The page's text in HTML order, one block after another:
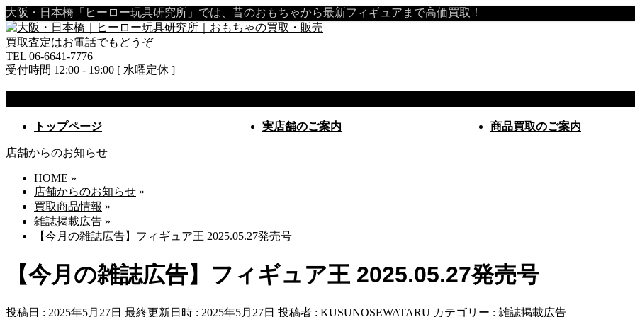
大阪・日本橋「ヒーロー玩具研究所」では、昔のおもちゃから最新フィギュアまで高価買取！
買取査定はお電話でもどうぞ
TEL 06-6641-7776
受付時間 12:00 - 19:00 [ 水曜定休 ]
ュ
トップページ 実店舗のご案内 商品買取のご案内
店舗からのお知らせ
HOME »
店舗からのお知らせ »
買取商品情報 »
雑誌掲載広告 »
【今月の雑誌広告】フィギュア王 2025.05.27発売号
【今月の雑誌広告】フィギュア王 2025.05.27発売号
投稿日 : 2025年5月27日 最終更新日時 : 2025年5月27日 投稿者 : KUSUNOSEWATARU カテゴリー : 雑誌掲載広告